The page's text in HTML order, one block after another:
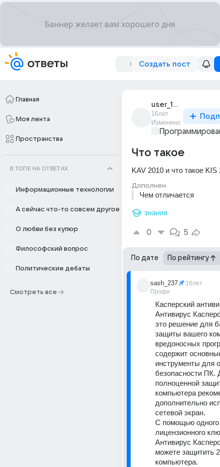
Создать пост
Главная
Моя лента
Пространства
В ТОПЕ НА ОТВЕТАХ
Информационные технологии
А сейчас что-то совсем другое
О любви без купюр
Философский вопрос
Политические дебаты
Смотреть все
user_19513078
16лет
Изменено
Что такое
KAV 2010 и что такое KIS
Дополнен
Чем отличается
знания
0 5
По дате По рейтингу
sash_237
Профи
16лет
Касперский
Антивирус
это решение для
защиты вашего
вредоносных
содержит
инструменты для
безопасности ПК.
полноценной
компьютера
дополнительно
сетевой экран.
С помощью одного
лицензионного
Антивирус
можете защитить
компьютера.